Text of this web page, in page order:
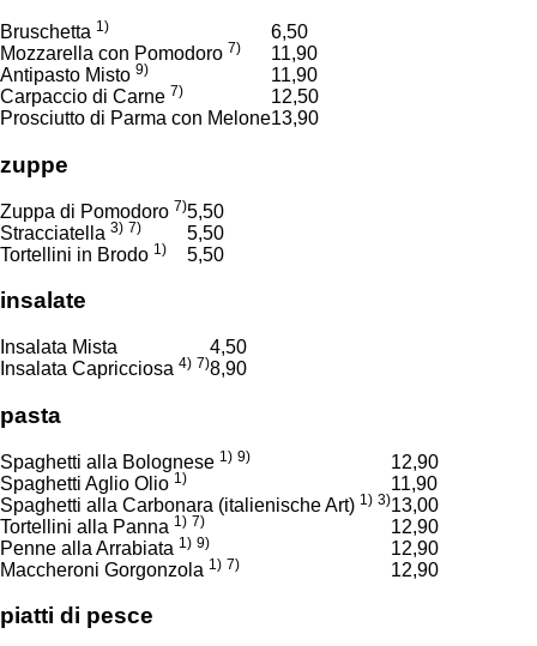
Bruschetta 1)
6,50
Mozzarella con Pomodoro 7)
11,90
Antipasto Misto 9)
11,90
Carpaccio di Carne 7)
12,50
Prosciutto di Parma con Melone13,90
zuppe
Zuppa di Pomodoro 7)5,50
Stracciatella 3) 7)
5,50
Tortellini in Brodo 1) 5,50
insalate
Insalata Mista
4,50
Insalata Capricciosa 4) 7)8,90
pasta
Spaghetti alla Bolognese 1) 9)
12,90
Spaghetti Aglio Olio 1)
11,90
Spaghetti alla Carbonara (italienische Art) 1) 3)13,00
Tortellini alla Panna 1) 7)
12,90
Penne alla Arrabiata 1) 9)
12,90
Maccheroni Gorgonzola 1) 7) 12,90
piatti di pesce